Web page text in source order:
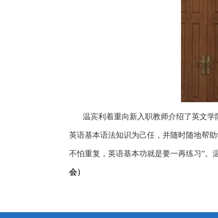
温宾利着重向新入职教师介绍了英文
英语基本语法知识为己任，并随时随地帮
不怕重复，英语基本功就是要一再练习”
会）